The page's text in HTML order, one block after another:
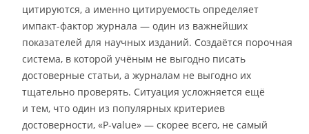
цитируются, а именно цитируемость определяет
импакт-фактор журнала — один из важнейших
показателей для научных изданий. Создаётся порочная
система, в которой учёным не выгодно писать
достоверные статьи, а журналам не выгодно их
тщательно проверять. Ситуация усложняется ещё
и тем, что один из популярных критериев
достоверности, «P-value» — скорее всего, не самый